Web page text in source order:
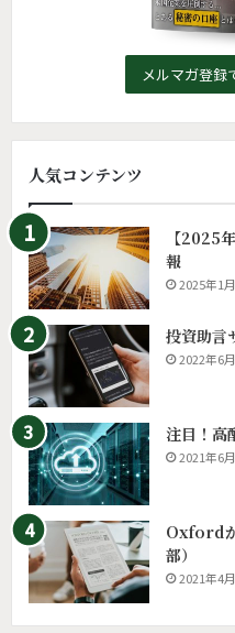
メルマガ登録
人気コンテンツ
【2025
報
2025年1
投資助言
2022年6
注目！高
2021年6
Oxford
部）
2021年4